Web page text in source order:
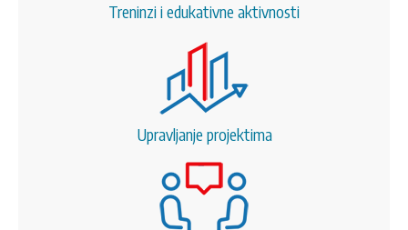
Treninzi i edukativne aktivnosti
Upravljanje projektima